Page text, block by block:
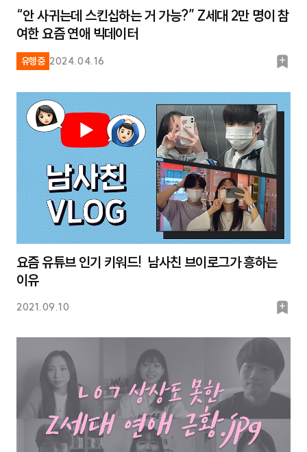
“안 사귀는데 스킨십하는 거 가능?” Z세대 2만 명이 참
여한 요즘 연애 빅데이터
유행중 2024.04.16
북
크
요즘 유튜브 인기 키워드! 남사친 브이로그가 흥하는
이유
2021.09.10
북
크